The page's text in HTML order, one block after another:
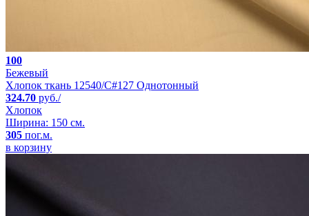
100
Бежевый
Хлопок ткань 12540/C#127 Однотонный
324.70 руб./
Хлопок
Ширина: 150 см.
305 пог.м.
в корзину